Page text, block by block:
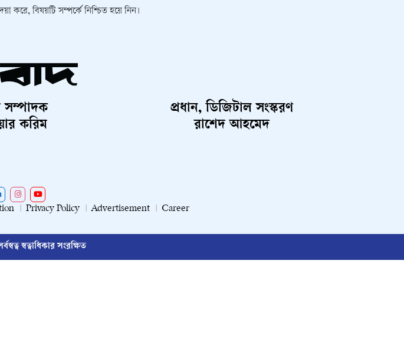
করে, বিষয়টি সম্পর্কে নিশ্চিত হয়ে নিন।
সম্পাদক
করিম
প্রধান, ডিজিটাল সংস্করণ
রাশেদ আহমেদ
Privacy Policy Advertisement Career
স্বত্বাধিকার সংরক্ষিত